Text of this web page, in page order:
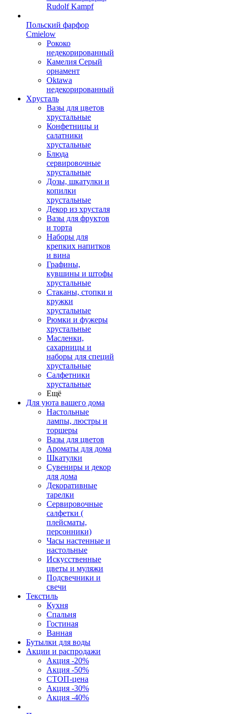
Rudolf Kampf
Польский фарфор
Сmielow
Рококо
недекорированный
Камелия Серый
орнамент
Oktawa
недекорированный
Хрусталь
Вазы для цветов
хрустальные
Конфетницы и
салатники
хрустальные
Блюда
сервировочные
хрустальные
Дозы, шкатулки и
копилки
хрустальные
Декор из хрусталя
Вазы для фруктов
и торта
Наборы для
крепких напитков
и вина
Графины,
кувшины и штофы
хрустальные
Стаканы, стопки и
кружки
хрустальные
Рюмки и фужеры
хрустальные
Масленки,
сахарницы и
наборы для специй
хрустальные
Салфетники
хрустальные
Ещё
Для уюта вашего дома
Настольные
лампы, люстры и
торшеры
Вазы для цветов
Ароматы для дома
Шкатулки
Сувениры и декор
для дома
Декоративные
тарелки
Сервировочные
салфетки (
плейсматы,
персонники)
Часы настенные и
настольные
Искусственные
цветы и муляжи
Подсвечники и
свечи
Текстиль
Кухня
Спальня
Гостиная
Ванная
Бутылки для воды
Акции и распродажи
Акция -20%
Акция -50%
СТОП-цена
Акция -30%
Акция -40%